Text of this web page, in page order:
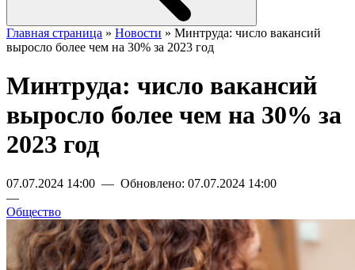
Главная страница » Новости » Минтруда: число вакансий
выросло более чем на 30% за 2023 год
Минтруда: число вакансий
выросло более чем на 30% за
2023 год
07.07.2024 14:00 — Обновлено: 07.07.2024 14:00
—
Общество